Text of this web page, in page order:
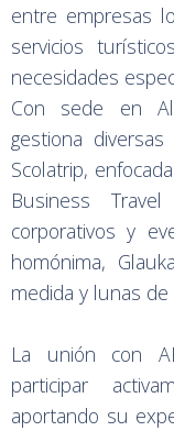
entre empresas
servicios
necesidades
Con sede en
gestiona diversas
Scolatrip,
Business
corporativos y
homónima,
medida y lunas de
La unión con
participar
aportando su